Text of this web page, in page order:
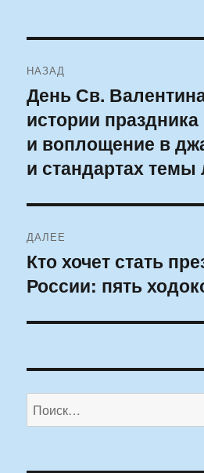
по
записям
НАЗАД
Предыдущая
запись:
День Св.
истории
и воплощение в
и стандартах
ДАЛЕЕ
Следующая
запись:
Кто хочет стать
России: пять
Искать: